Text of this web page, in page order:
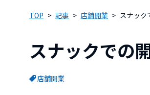
TOP 記事 店舗開業 スナック
スナックでの
店舗開業